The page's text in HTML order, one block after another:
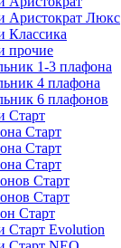
Аристократ Люкс
Классика
прочие
1-3 плафона
4 плафона
6 плафонов
Старт
Старт
Старт
Старт
Старт
Старт
Старт
Старт Evolution